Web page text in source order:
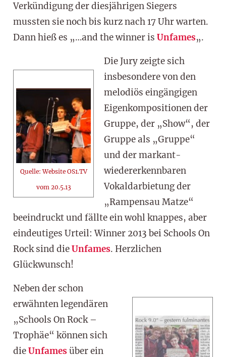
Verkündigung der diesjährigen Siegers
mussten sie noch bis kurz nach 17 Uhr warten.
Dann hieß es „…and the winner is Unfames„.
Quelle: Website OS1.TV
vom 20.5.13
Die Jury zeigte sich
insbesondere von den
melodiös eingängigen
Eigenkompositionen der
Gruppe, der „Show“, der
Gruppe als „Gruppe“
und der markant-
wiedererkennbaren
Vokaldarbietung der
„Rampensau Matze“
beeindruckt und fällte ein wohl knappes, aber
eindeutiges Urteil: Winner 2013 bei Schools On
Rock sind dieUnfames. Herzlichen
Glückwunsch!
Neben der schon
erwähnten legendären
„Schools On Rock –
Trophäe“ können sich
dieUnfamesüber ein